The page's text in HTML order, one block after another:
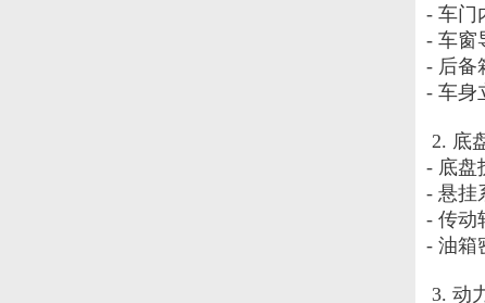
- 车门
- 车窗
- 后备
- 车身
2. 底
- 底盘
- 悬挂
- 传动
- 油箱
3. 动